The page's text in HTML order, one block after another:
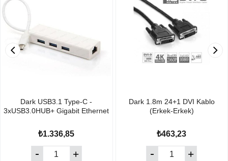
Dark USB3.1 Type-C -
3xUSB3.0HUB+ Gigabit Ethernet
₺1.336,85
Dark 1.8m 24+1 DVI Kablo
(Erkek-Erkek)
₺463,23